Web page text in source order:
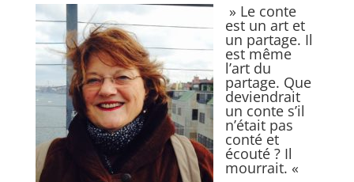
» Le conte
est un art et
un partage. Il
est même
l’art du
partage. Que
deviendrait
un conte s’il
n’était pas
conté et
écouté ? Il
mourrait. «